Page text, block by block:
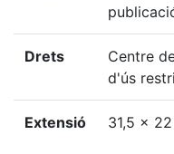
Drets
Centre
d'ús
Extensió 31,5 x